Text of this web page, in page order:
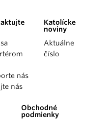
nás
nás
Katolícke
noviny
Aktuálne
číslo
Obchodné
podmienky